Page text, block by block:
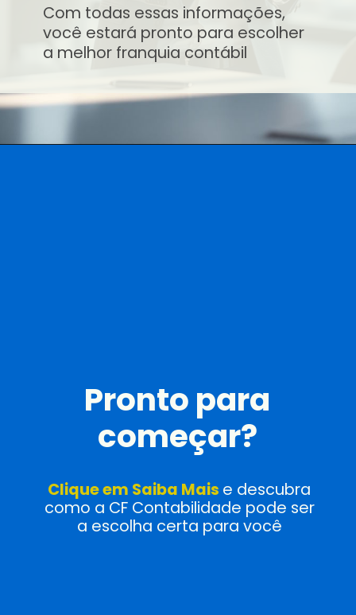
Com todas essas informações,
você estará pronto para escolher
a melhor franquia contábil
Pronto para
começar?
Clique em Saiba Mais e descubra
como a CF Contabilidade pode ser
a escolha certa para você